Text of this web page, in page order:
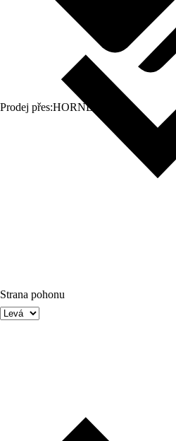
Prodej přes:HORNBACH
Strana pohonu